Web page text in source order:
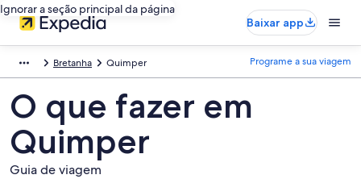
Ignorar a seção principal da página
Baixar app
Bretanha Quimper Programe a sua viagem
O que fazer em
Quimper
Guia de viagem